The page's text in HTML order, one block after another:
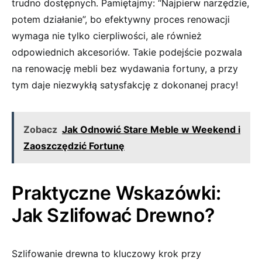
trudno dostępnych. Pamiętajmy: “Najpierw narzędzie,
potem działanie”, bo efektywny⁣ proces renowacji
wymaga nie tylko cierpliwości, ale również
odpowiednich akcesoriów. Takie podejście pozwala
na‌ renowację mebli bez wydawania fortuny, a ‍przy
tym daje ‍niezwykłą satysfakcję‌ z dokonanej pracy!
Zobacz Jak Odnowić Stare Meble w Weekend i
Zaoszczędzić Fortunę
Praktyczne Wskazówki:
Jak Szlifować ⁣Drewno?
Szlifowanie drewna to kluczowy krok przy